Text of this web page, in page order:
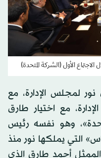
الأول (الشركة المتحدة)
لمجلس الإدارة، مع
مع اختيار طارق
وهو نفسه رئيس
التي يملكها نور منذ
أحمد طارق الذي